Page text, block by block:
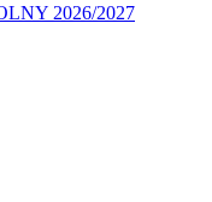
2026/2027